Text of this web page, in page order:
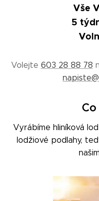
Vše
5
Volejte 603 28 88 78
Vyrábíme hliníková
lodžiové podlahy,